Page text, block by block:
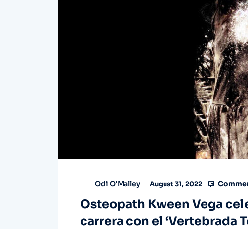
Odi O'Malley August 31, 2022
Osteopath Kween Vega
carrera con el ‘Vertebrada